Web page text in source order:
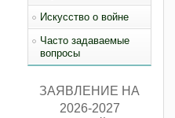
Искусство о войне
Часто задаваемые
вопросы
ЗАЯВЛЕНИЕ НА
2026-2027